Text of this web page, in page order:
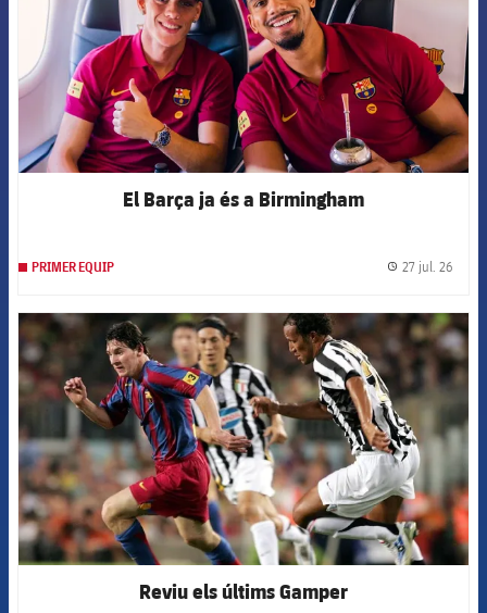
El Barça ja és a Birmingham
PRIMER EQUIP 27 jul. 26
FCB Barcelona badge
Reviu els últims Gamper